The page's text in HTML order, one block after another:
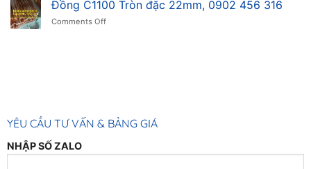
Láp
Tròn
đặc
Đồng C1100 Tròn đặc 22mm, 0902 456 316
Comments Offon
316
YÊU CẦU TƯ VẤN & BẢNG GIÁ
NHẬP SỐ ZALO